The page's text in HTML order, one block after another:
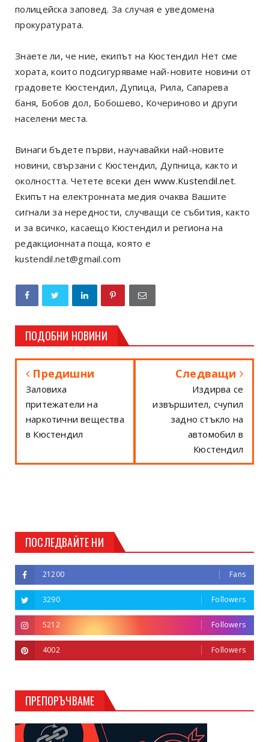
полицейска заповед. За случая е уведомена
прокуратурата.
Знаете ли, че ние, екипът на Кюстендил Нет сме
хората, които подсигуряваме най-новите новини от
градовете Кюстендил, Дупица, Рила, Сапарева
баня, Бобов дол, Бобошево, Кочериново и други
населени места.
Винаги бъдете първи, научавайки най-новите
новини, свързани с Кюстендил, Дупница, както и
околността. Четете всеки ден www.Kustendil.net.
Екипът на електронната медия очаква Вашите
сигнали за нередности, случващи се събития, както
и за всичко, касаещо Кюстендил и региона на
редакционната поща, която е
kustendil.net@gmail.com
ПОДОБНИ НОВИНИ
Предишни
Заловиха
притежатели на
наркотични вещества
в Кюстендил
Следващи
Издирва се
извършител, счупил
задно стъкло на
автомобил в
Кюстендил
ПОСЛЕДВАЙТЕ НИ
21200 Fans
3290 Followers
5212 Followers
4002 Followers
ПРЕПОРЪЧВАМЕ